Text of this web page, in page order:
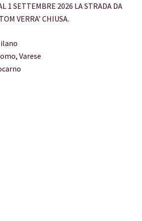
1 SETTEMBRE 2026 LA STRADA DA
VERRA’ CHIUSA.
Varese